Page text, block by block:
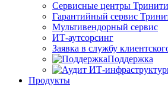
Сервисные центры Тринити
Гарантийный сервис
Мультивендорный сервис
ИТ-аутсорсинг
Заявка в службу
Поддержка
Продукты